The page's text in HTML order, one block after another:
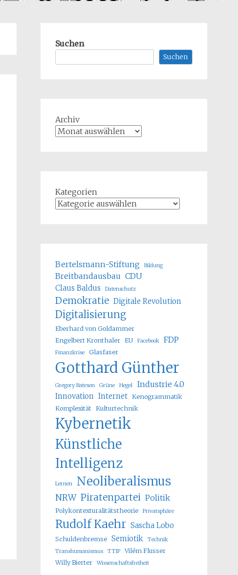
Suchen
Suchen
Archiv
Kategorien
Bertelsmann-Stiftung Bildung
Breitbandausbau CDU
Claus Baldus Datenschutz
Demokratie Digitale Revolution
Digitalisierung
Eberhard von Goldammer
Engelbert Kronthaler EU Facebook FDP
Finanzkrise Glasfaser
Gotthard Günther
Gregory Bateson Grüne Hegel Industrie 4.0
Innovation Internet Kenogrammatik
Komplexität Kulturtechnik
Kybernetik
Künstliche
Intelligenz
Lernen Neoliberalismus
NRW Piratenpartei Politik
Polykontexturalitätstheorie Privatsphäre
Rudolf Kaehr Sascha Lobo
Schuldenbremse Semiotik
Technik
Transhumanismus
TTIP
Vilém Flusser
Willy Bierter
Wissenschaftsfreiheit